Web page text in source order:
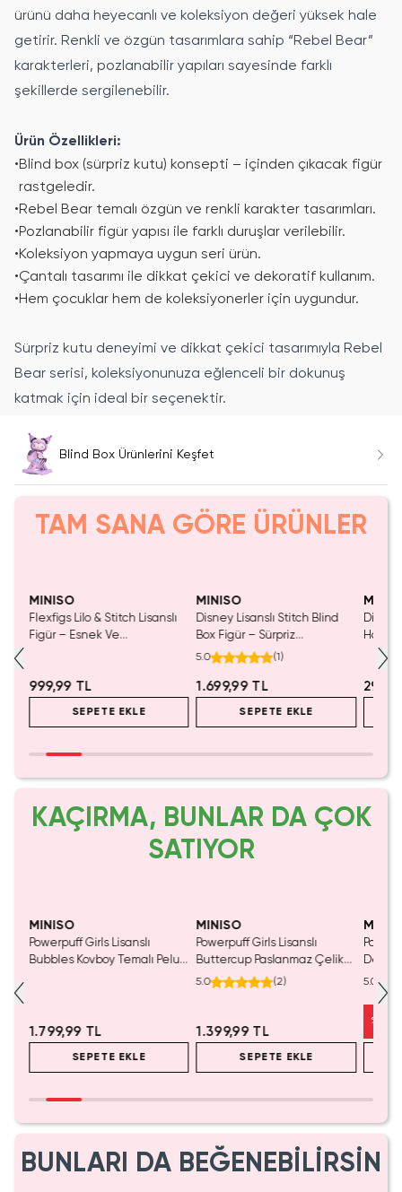
ürünü daha heyecanlı ve koleksiyon değeri yüksek hale
getirir. Renkli ve özgün tasarımlara sahip “Rebel Bear”
karakterleri, pozlanabilir yapıları sayesinde farklı
şekillerde sergilenebilir.
Ürün Özellikleri:
•Blind box (sürpriz kutu) konsepti – içinden çıkacak figür
rastgeledir.
•Rebel Bear temalı özgün ve renkli karakter tasarımları.
•Pozlanabilir figür yapısı ile farklı duruşlar verilebilir.
•Koleksiyon yapmaya uygun seri ürün.
•Çantalı tasarımı ile dikkat çekici ve dekoratif kullanım.
•Hem çocuklar hem de koleksiyonerler için uygundur.
Sürpriz kutu deneyimi ve dikkat çekici tasarımıyla Rebel
Bear serisi, koleksiyonunuza eğlenceli bir dokunuş
katmak için ideal bir seçenektir.
Blind Box Ürünlerini Keşfet
TAM SANA GÖRE ÜRÜNLER
MINISO
Flexfigs Lilo & Stitch Lisanslı
Figür – Esnek Ve
999,99 TL
SEPETE EKLE
MINISO
Disney Lisanslı Stitch Blind
Box Figür – Sürpriz
Koleksiyonluk Kutu
5.0 (1)
1.699,99 TL
SEPETE EKLE
Hawai
KAÇIRMA, BUNLAR DA ÇOK
SATIYOR
MINISO
Powerpuff Girls Lisanslı
Bubbles Kovboy Temalı Peluş
1.799,99 TL
SEPETE EKLE
MINISO
Powerpuff Girls Lisanslı
Buttercup Paslanmaz Çelik
Termos Yeşil 860 mL
5.0 (2)
1.399,99 TL
SEPETE EKLE
5.0
%
BUNLARI DA BEĞENEBİLİRSİN